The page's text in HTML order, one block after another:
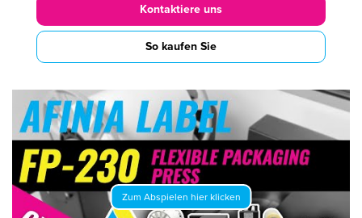
Kontaktiere uns
So kaufen Sie